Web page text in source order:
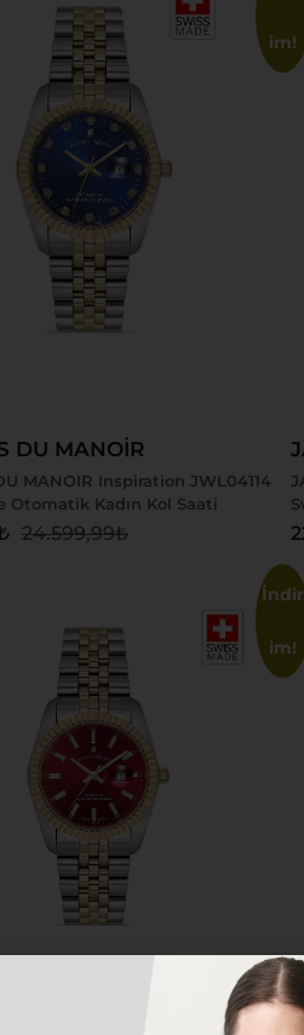
im!
DU MANOİR
MANOIR Inspiration JWL04114
Otomatik Kadın Kol Saati
24.599,99₺
İndir
im!